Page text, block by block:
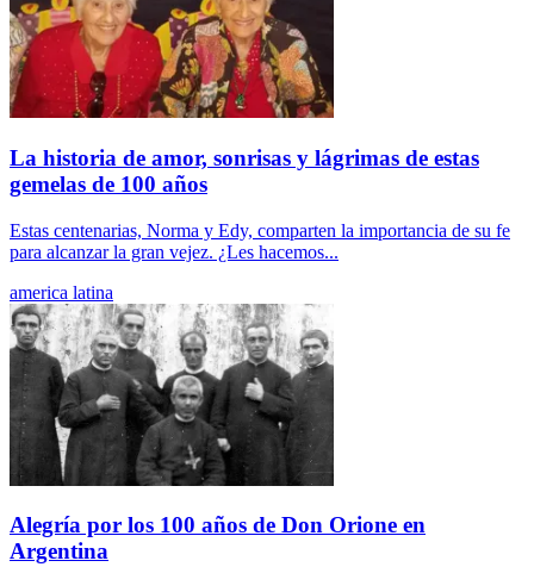
La historia de amor, sonrisas y lágrimas de estas
gemelas de 100 años
Estas centenarias, Norma y Edy, comparten la importancia de su fe
para alcanzar la gran vejez. ¿Les hacemos...
america latina
Alegría por los 100 años de Don Orione en
Argentina